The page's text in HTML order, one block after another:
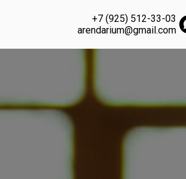
+7 (925) 512-33-03
arendarium@gmail.com
gorodshatrov@yandex.ru